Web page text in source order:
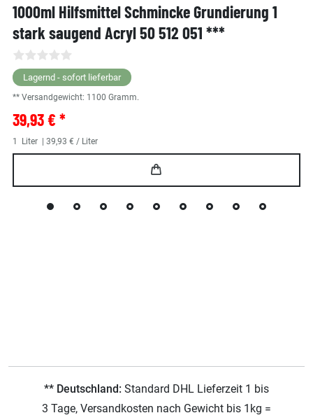
1000ml Hilfsmittel Schmincke Grundierung 1
stark saugend Acryl 50 512 051 ***
Lagernd - sofort lieferbar
** Versandgewicht: 1100 Gramm.
39,93 € *
1 Liter | 39,93 € / Liter
** Deutschland: Standard DHL Lieferzeit 1 bis
3 Tage, Versandkosten nach Gewicht bis 1kg =